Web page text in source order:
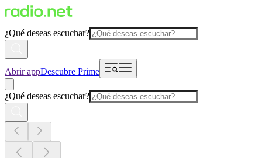
¿Qué deseas escuchar?
Abrir appDescubre Prime
¿Qué deseas escuchar?